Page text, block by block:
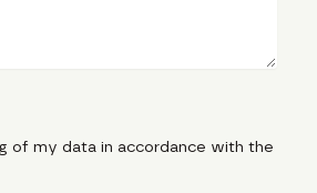
of my data in accordance with the